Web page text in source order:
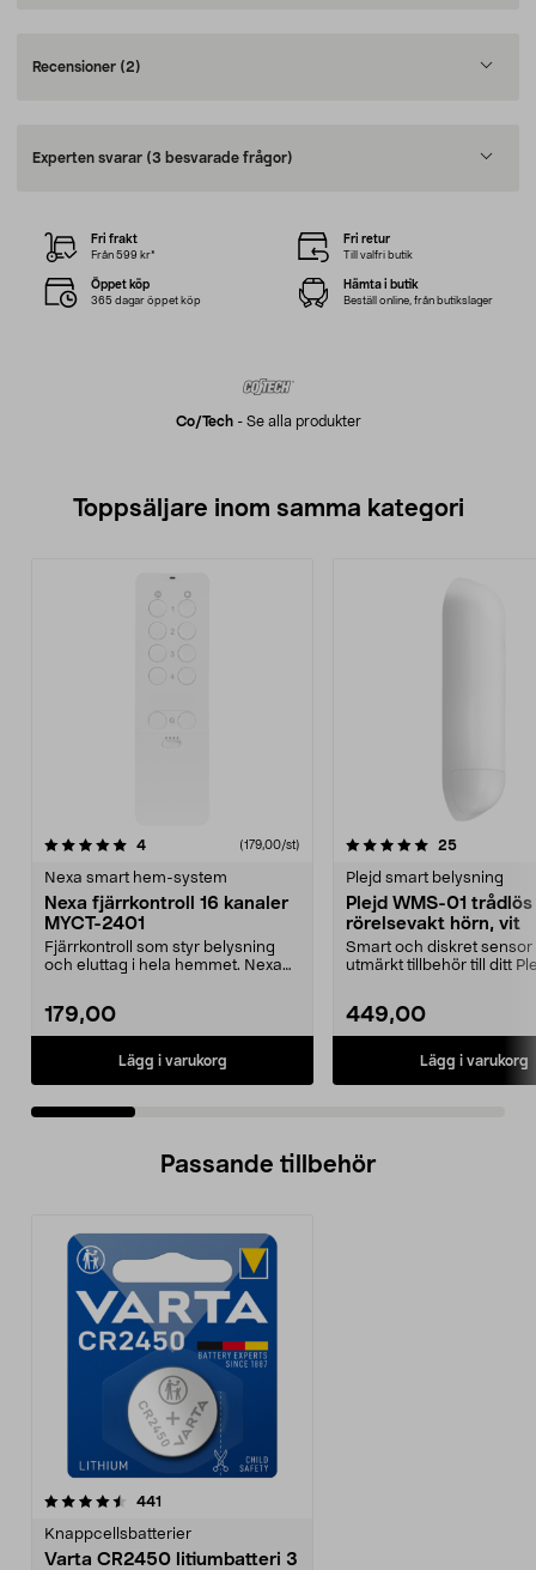
Recensioner (2)
Experten svarar (3 besvarade frågor)
Co/tech- Se alla produkter
Fri frakt
Från 599 kr*
Fri retur
Till valfri butik
Öppet köp
365 dagar öppet köp
Hämta i butik
Beställ online, från butikslager
Toppsäljare inom samma kategori
4recensioner (179,00/st)
Nexa smart hem-system
Nexa fjärrkontroll 16 kanaler
MYCT-2401
Fjärrkontroll som styr belysning
och eluttag i hela hemmet. Nexa
179,00
Lägg i varukorg
5.0 av 5 stjärnor 25recensioner
Plejd smart belysning
Plejd WMS-01 trådlös
rörelsevakt hörn, vit
Smart och diskret sensor
utmärkt tillbehör till ditt
449,00
Lägg i varukorg
4.0 av 5 stjärnor
Passande tillbehör
441
Knappcellsbatterier
Varta CR2450 litiumbatteri 3